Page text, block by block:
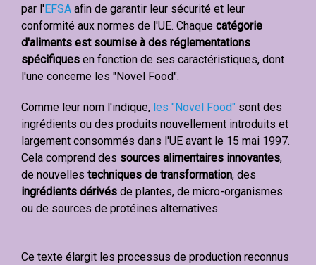
par l'EFSA afin de garantir leur sécurité et leur
conformité aux normes de l'UE. Chaque catégorie
d'aliments est soumise à des réglementations
spécifiques en fonction de ses caractéristiques, dont
l'une concerne les "Novel Food".
Comme leur nom l'indique, les "Novel Food" sont des
ingrédients ou des produits nouvellement introduits et
largement consommés dans l'UE avant le 15 mai 1997.
Cela comprend des sources alimentaires innovantes,
de nouvelles techniques de transformation, des
ingrédients dérivés de plantes, de micro-organismes
ou de sources de protéines alternatives.
Ce texte élargit les processus de production reconnus